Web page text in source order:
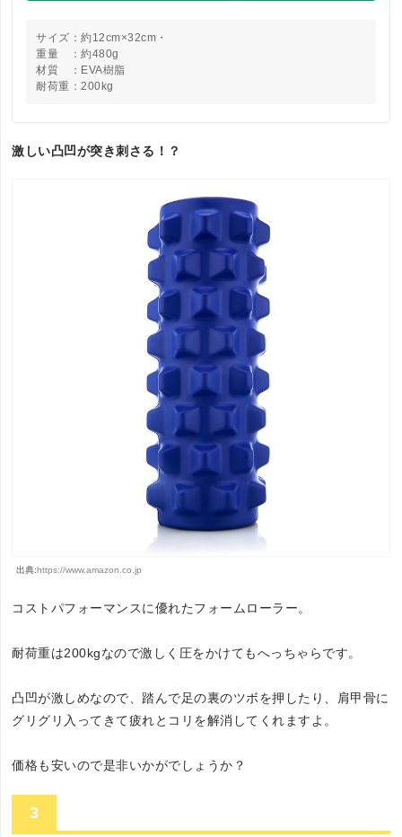
サイズ：約12cm×32cm・
重量 ：約480g
材質 ：EVA樹脂
耐荷重：200kg
激しい凸凹が突き刺さる！？
出典:https://www.amazon.co.jp
コストパフォーマンスに優れたフォームローラー。
耐荷重は200kgなので激しく圧をかけてもへっちゃらです。
凸凹が激しめなので、踏んで足の裏のツボを押したり、肩甲骨に
グリグリ入ってきて疲れとコリを解消してくれますよ。
価格も安いので是非いかがでしょうか？
3